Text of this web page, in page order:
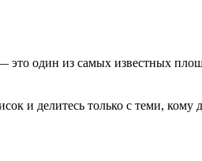
из самых известных
и делитесь только с теми, кому